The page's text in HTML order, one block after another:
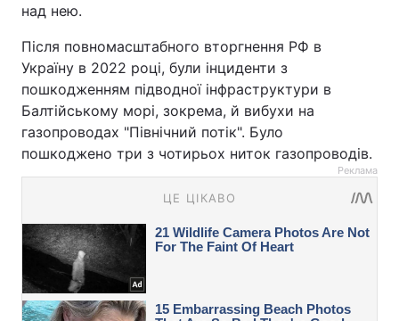
над нею.
Після повномасштабного вторгнення РФ в
Україну в 2022 році, були інциденти з
пошкодженням підводної інфраструктури в
Балтійському морі, зокрема, й вибухи на
газопроводах "Північний потік". Було
пошкоджено три з чотирьох ниток газопроводів.
Реклама